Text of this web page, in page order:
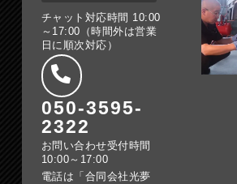
チャット対応時間 10:00
～17:00（時間外は営業
日に順次対応）
050-3595-
2322
お問い合わせ受付時間
10:00～17:00
電話は「合同会社光夢